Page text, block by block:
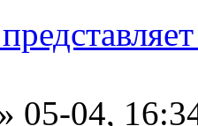
05-04,